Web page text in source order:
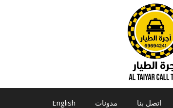
اتصل بنا مدونات English